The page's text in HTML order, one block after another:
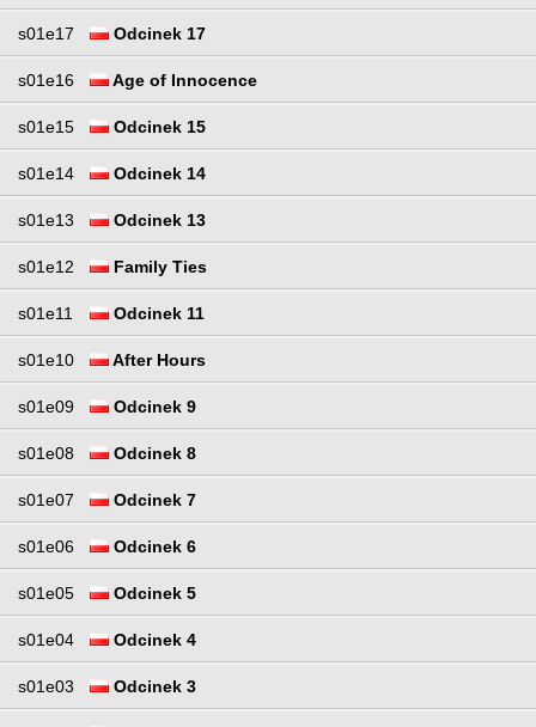
s01e17 Odcinek 17
s01e16 Age of Innocence
s01e15 Odcinek 15
s01e14 Odcinek 14
s01e13 Odcinek 13
s01e12 Family Ties
s01e11 Odcinek 11
s01e10 After Hours
s01e09 Odcinek 9
s01e08 Odcinek 8
s01e07 Odcinek 7
s01e06 Odcinek 6
s01e05 Odcinek 5
s01e04 Odcinek 4
s01e03 Odcinek 3